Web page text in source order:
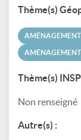
Thème(s)
Thème(s)
Non renseigné
Autre(s) :